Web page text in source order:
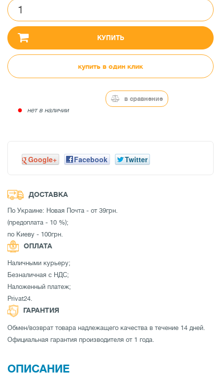
КУПИТЬ
купить в один клик
● нет в наличии
в сравнение
Google+ Facebook Twitter
ДОСТАВКА
По Украине: Новая Почта - от 39грн.
(предоплата - 10 %);
по Киеву - 100грн.
ОПЛАТА
Наличными курьеру;
Безналичная с НДС;
Наложенный платеж;
Privat24.
ГАРАНТИЯ
Обмен/возврат товара надлежащего качества в течение 14 дней.
Официальная гарантия производителя от 1 года.
ОПИСАНИЕ